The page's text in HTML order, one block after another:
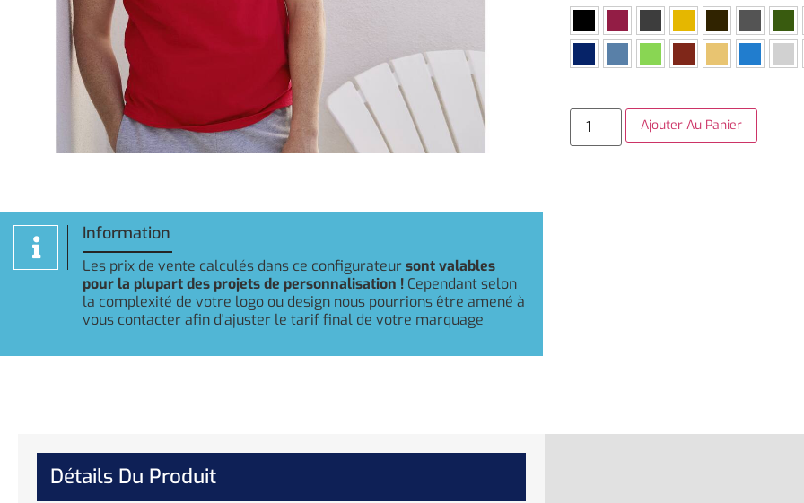
Information
Les prix de vente calculés dans ce configurateursont valables
pour la plupart des projets de personnalisation ! Cependant selon
la complexité de votre logo ou design nous pourrions être amené à
vous contacter afin d'ajuster le tarif final de votre marquage
Ajouter Au Panier
Détails Du Produit